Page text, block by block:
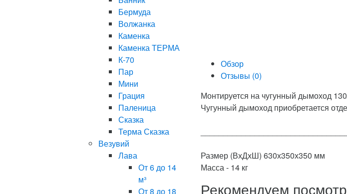
Бермуда
Волжанка
Каменка
Каменка ТЕРМА
К-70
Пар
Мини
Грация
Паленица
Сказка
Терма Сказка
Везувий
Лава
От 6 до 14
м³
От 8 до 18
Обзор
Отзывы (0)
Монтируется на чугунный дымоход
Чугунный дымоход приобретается
Размер (ВхДхШ) 630х350х350 мм
Масса - 14 кг
Рекомендуем